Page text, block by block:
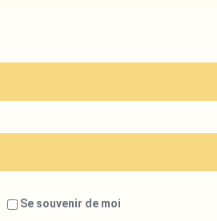
Se souvenir de moi